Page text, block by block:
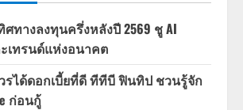
ศทางลงทุนครึ่งหลังปี 2569 ชู AI
ะเทรนด์แห่งอนาคต
ได้ดอกเบี้ยที่ดี ทีทีบี ฟินทิป ชวนรู้จัก
ก่อนกู้